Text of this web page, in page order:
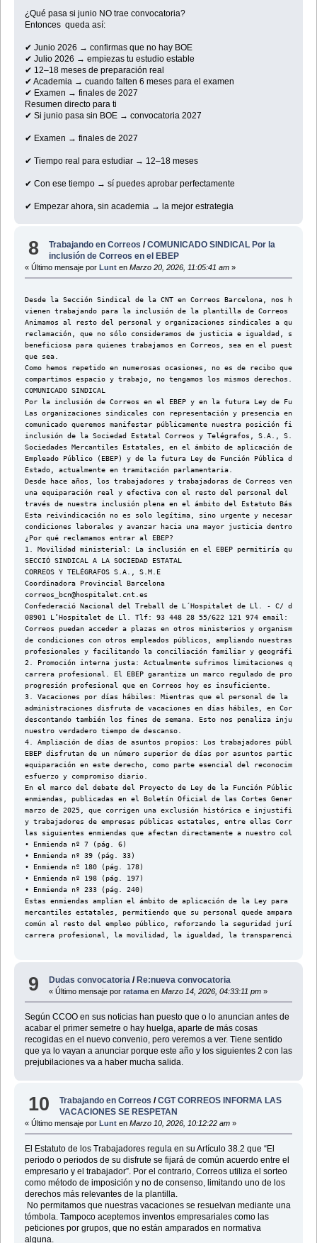
¿Qué pasa si junio NO trae convocatoria?
Entonces queda así:
✔ Junio 2026 → confirmas que no hay BOE
✔ Julio 2026 → empiezas tu estudio estable
✔ 12–18 meses de preparación real
✔ Academia → cuando falten 6 meses para el examen
✔ Examen → finales de 2027
Resumen directo para ti
✔ Si junio pasa sin BOE → convocatoria 2027
✔ Examen → finales de 2027
✔ Tiempo real para estudiar → 12–18 meses
✔ Con ese tiempo → sí puedes aprobar perfectamente
✔ Empezar ahora, sin academia → la mejor estrategia
8 Trabajando en Correos /COMUNICADO SINDICAL Por la
inclusión de Correos en el EBEP
« Último mensaje por Lunt enMarzo 20, 2026, 11:05:41 am»
Desde la Sección Sindical de la CNT en Correos Barcelona, nos
vienen trabajando para la inclusión de la plantilla de Correos en el
Animamos al resto del personal y organizaciones sindicales a que
reclamación, que no sólo consideramos de justicia e igualdad, sino
beneficiosa para quienes trabajamos en Correos, sea en el puesto y
que sea.
Como hemos repetido en numerosas ocasiones, no es de recibo que si
compartimos espacio y trabajo, no tengamos los mismos derechos.
COMUNICADO SINDICAL
Por la inclusión de Correos en el EBEP y en la futura Ley de Función
Las organizaciones sindicales con representación y presencia en
comunicado queremos manifestar públicamente nuestra posición
inclusión de la Sociedad Estatal Correos y Telégrafos, S.A.,
Sociedades Mercantiles Estatales, en el ámbito de aplicación del
Empleado Público (EBEP) y de la futura Ley de Función Pública de la
Estado, actualmente en tramitación parlamentaria.
Desde hace años, los trabajadores y trabajadoras de Correos venimos
una equiparación real y efectiva con el resto del personal del
través de nuestra inclusión plena en el ámbito del Estatuto Básico
Esta reivindicación no es solo legítima, sino urgente y necesaria
condiciones laborales y avanzar hacia una mayor justicia dentro de
¿Por qué reclamamos entrar al EBEP?
1. Movilidad ministerial: La inclusión en el EBEP permitiría que los
SECCIÓ SINDICAL A LA SOCIEDAD ESTATAL
CORREOS Y TELÉGRAFOS S.A., S.M.E
Coordinadora Provincial Barcelona
correos_bcn@hospitalet.cnt.es
Confederació Nacional del Treball de L´Hospitalet de Ll. - C/ de
08901 L’Hospitalet de Ll. Tlf: 93 448 28 55/622 121 974 email:
Correos puedan acceder a plazas en otros ministerios y organismos
de condiciones con otros empleados públicos, ampliando nuestras
profesionales y facilitando la conciliación familiar y geográfica.
2. Promoción interna justa: Actualmente sufrimos limitaciones que
carrera profesional. El EBEP garantiza un marco regulado de
progresión profesional que en Correos hoy es insuficiente.
3. Vacaciones por días hábiles: Mientras que el personal de la AGE y
administraciones disfruta de vacaciones en días hábiles, en Correos
descontando también los fines de semana. Esto nos penaliza
nuestro verdadero tiempo de descanso.
4. Ampliación de días de asuntos propios: Los trabajadores públicos
EBEP disfrutan de un número superior de días por asuntos
equiparación en este derecho, como parte esencial del reconocimiento
esfuerzo y compromiso diario.
En el marco del debate del Proyecto de Ley de la Función Pública, se
enmiendas, publicadas en el Boletín Oficial de las Cortes Generales
marzo de 2025, que corrigen una exclusión histórica e injustificada
y trabajadores de empresas públicas estatales, entre ellas Correos.
las siguientes enmiendas que afectan directamente a nuestro
• Enmienda nº 7 (pág. 6)
• Enmienda nº 39 (pág. 33)
• Enmienda nº 180 (pág. 178)
• Enmienda nº 198 (pág. 197)
• Enmienda nº 233 (pág. 240)
Estas enmiendas amplían el ámbito de aplicación de la Ley para
mercantiles estatales, permitiendo que su personal quede amparado
común al resto del empleo público, reforzando la seguridad
carrera profesional, la movilidad, la igualdad, la transparencia y
9 Dudas convocatoria / Re:nueva convocatoria
« Último mensaje porratama en Marzo 14, 2026, 04:33:11 pm »
Según CCOO en sus noticias han puesto que o lo anuncian antes de
acabar el primer semetre o hay huelga, aparte de más cosas
recogidas en el nuevo convenio, pero veremos a ver. Tiene sentido
que ya lo vayan a anunciar porque este año y los siguientes 2 con las
prejubilaciones va a haber mucha salida.
10 Trabajando en Correos /CGT CORREOS INFORMA LAS
VACACIONES SE RESPETAN
« Último mensaje por Lunt enMarzo 10, 2026, 10:12:22 am»
El Estatuto de los Trabajadores regula en su Artículo 38.2 que “El
periodo o periodos de su disfrute se fijará de común acuerdo entre el
empresario y el trabajador”. Por el contrario, Correos utiliza el sorteo
como método de imposición y no de consenso, limitando uno de los
derechos más relevantes de la plantilla.
No permitamos que nuestras vacaciones se resuelvan mediante una
tómbola. Tampoco aceptemos inventos empresariales como las
peticiones por grupos, que no están amparados en normativa
alguna.